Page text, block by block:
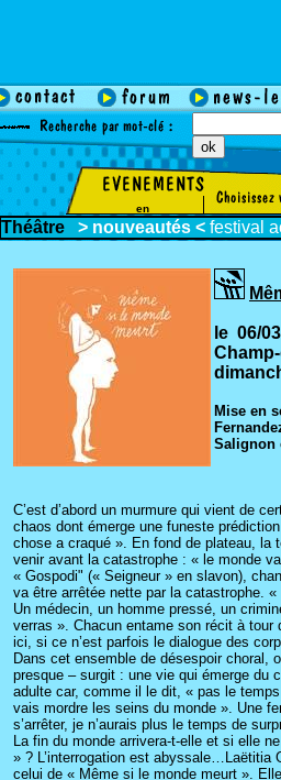
en
Théâtre > nouveautés < festival
le 06/
Mise en
Salignon
C’est d’abord un murmure qui vient de
chaos dont émerge une funeste
chose a craqué ». En fond de plateau, la
venir avant la catastrophe : « le monde
« Gospodi" (« Seigneur » en slavon),
va être arrêtée nette par la catastrophe.
Un médecin, un homme pressé, un
verras ». Chacun entame son récit à
ici, si ce n’est parfois le dialogue des
Dans cet ensemble de désespoir choral,
presque – surgit : une vie qui émerge du
adulte car, comme il le dit, « pas le
vais mordre les seins du monde ». Une
s’arrêter, je n’aurais plus le temps de
La fin du monde arrivera-t-elle et si elle
» ? L’interrogation est abyssale…Laëtitia
celui de « Même si le monde meurt ».